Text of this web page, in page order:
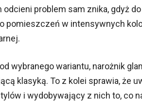
odcieni problem sam znika, gdyż
pomieszczeń w intensywnych
wybranego wariantu, narożnik
klasyką. To z kolei sprawia, że
i wydobywający z nich to, co